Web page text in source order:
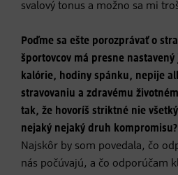
svalový tonus a možno sa mi
Poďme sa ešte porozprávať o
športovcov má presne
kalórie, hodiny spánku, nepije
stravovaniu a zdravému
tak, že hovoríš striktné nie
nejaký nejaký druh kompromisu?
Najskôr by som povedala, čo
nás počúvajú, a čo odporúčam